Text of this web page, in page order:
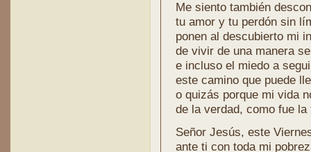
Me siento también
tu amor y tu perdón sin
ponen al descubierto mi
de vivir de una manera
e incluso el miedo a
este camino que puede
o quizás porque mi vida
de la verdad, como fue la
Señor Jesús, este
ante ti con toda mi